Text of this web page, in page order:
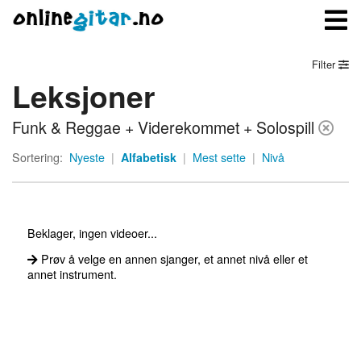
Meny
Logg inn
Filter
Leksjoner
Funk & Reggae + Viderekommet + Solospill
Sortering: Nyeste | Alfabetisk | Mest sette | Nivå
Beklager, ingen videoer...
Prøv å velge en annen sjanger, et annet nivå eller et
annet instrument.